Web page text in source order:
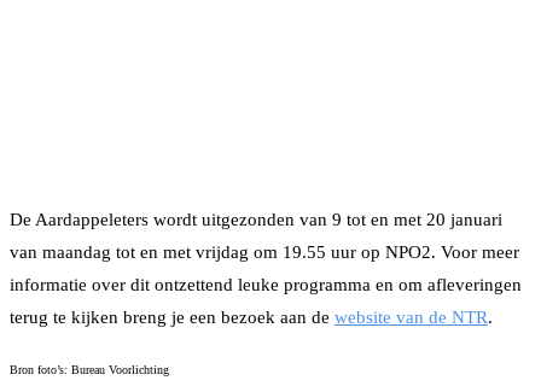
De Aardappeleters wordt uitgezonden van 9 tot en met 20 januari
van maandag tot en met vrijdag om 19.55 uur op NPO2. Voor meer
informatie over dit ontzettend leuke programma en om afleveringen
terug te kijken breng je een bezoek aan de website van de NTR.
Bron foto’s: Bureau Voorlichting